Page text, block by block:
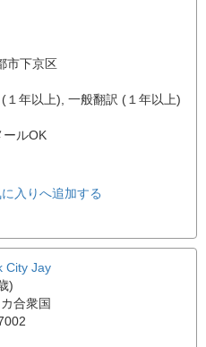
市下京区
年以上), 一般翻訳 (１年以上)
ールOK
入りへ追加する
City Jay
)
合衆国